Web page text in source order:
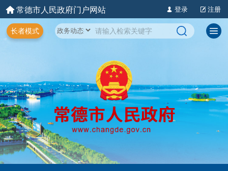
常德市人民政府门户网站 登录 注册
长者模式